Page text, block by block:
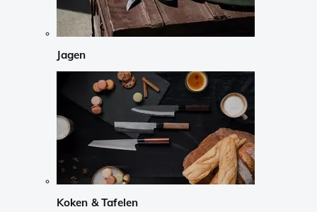
Jagen
Koken & Tafelen